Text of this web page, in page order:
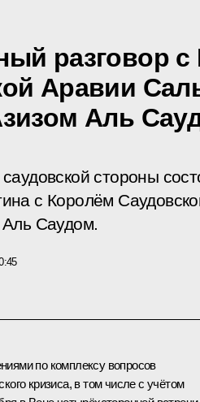
разговор
Аравии
Аль
стороны
с Королём
Саудом.
по комплексу вопросов
кризиса, в том числе с учётом